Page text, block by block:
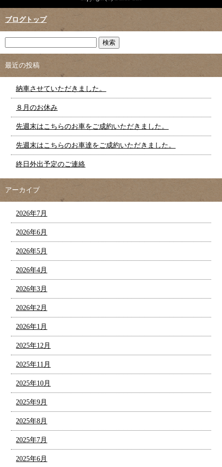
ブログトップ
最近の投稿
納車させていただきました。
８月のお休み
先週末はこちらのお車をご成約いただきました。
先週末はこちらのお車達をご成約いただきました。
終日外出予定のご連絡
アーカイブ
2026年7月
2026年6月
2026年5月
2026年4月
2026年3月
2026年2月
2026年1月
2025年12月
2025年11月
2025年10月
2025年9月
2025年8月
2025年7月
2025年6月